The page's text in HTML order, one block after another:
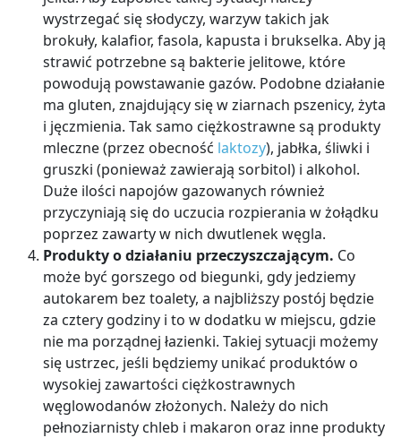
wystrzegać się słodyczy, warzyw takich jak
brokuły, kalafior, fasola, kapusta i brukselka. Aby ją
strawić potrzebne są bakterie jelitowe, które
powodują powstawanie gazów. Podobne działanie
ma gluten, znajdujący się w ziarnach pszenicy, żyta
i jęczmienia. Tak samo ciężkostrawne są produkty
mleczne (przez obecność laktozy), jabłka, śliwki i
gruszki (ponieważ zawierają sorbitol) i alkohol.
Duże ilości napojów gazowanych również
przyczyniają się do uczucia rozpierania w żołądku
poprzez zawarty w nich dwutlenek węgla.
Produkty o działaniu przeczyszczającym. Co
może być gorszego od biegunki, gdy jedziemy
autokarem bez toalety, a najbliższy postój będzie
za cztery godziny i to w dodatku w miejscu, gdzie
nie ma porządnej łazienki. Takiej sytuacji możemy
się ustrzec, jeśli będziemy unikać produktów o
wysokiej zawartości ciężkostrawnych
węglowodanów złożonych. Należy do nich
pełnoziarnisty chleb i makaron oraz inne produkty